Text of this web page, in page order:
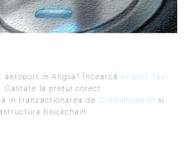
in Anglia? Încearcă Airport Taxi
. Calitate la prețul corect.
in tranzactionarea de Criptomonede si
blockchain.